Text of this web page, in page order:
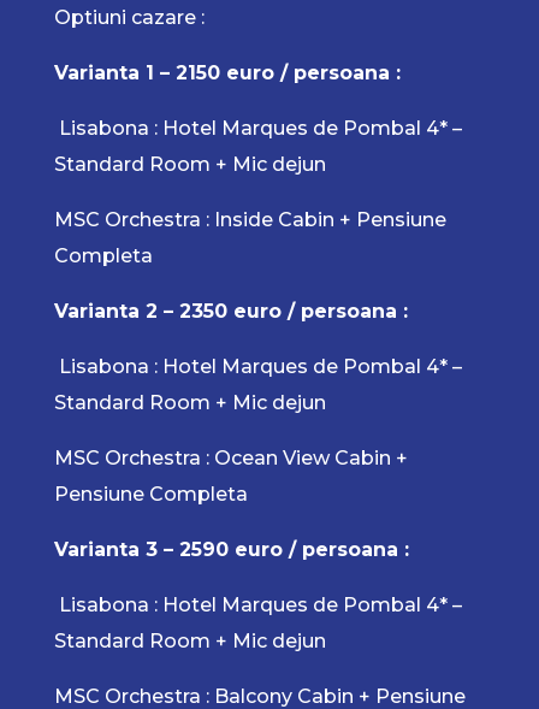
Optiuni cazare :
Varianta 1 – 2150 euro / persoana :
Lisabona : Hotel Marques de Pombal 4* –
Standard Room + Mic dejun
MSC Orchestra : Inside Cabin + Pensiune
Completa
Varianta 2 – 2350 euro / persoana :
Lisabona : Hotel Marques de Pombal 4* –
Standard Room + Mic dejun
MSC Orchestra : Ocean View Cabin +
Pensiune Completa
Varianta 3 – 2590 euro / persoana :
Lisabona : Hotel Marques de Pombal 4* –
Standard Room + Mic dejun
MSC Orchestra : Balcony Cabin + Pensiune